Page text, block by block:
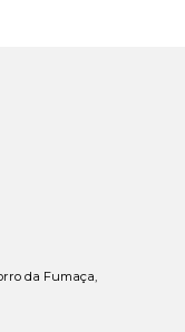
da Fumaça,